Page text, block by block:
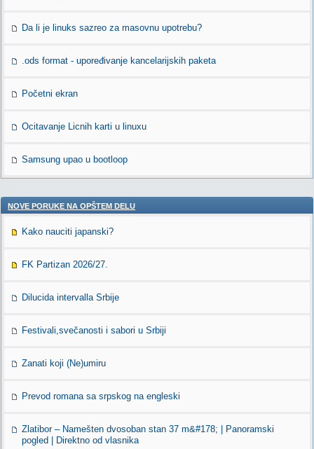
Da li je linuks sazreo za masovnu upotrebu?
.ods format - upoređivanje kancelarijskih paketa
Početni ekran
Ocitavanje Licnih karti u linuxu
Samsung upao u bootloop
NOVE PORUKE NA OPŠTEM DELU
Kako nauciti japanski?
FK Partizan 2026/27.
Dilucida intervalla Srbije
Festivali,svečanosti i sabori u Srbiji
Zanati koji (Ne)umiru
Prevod romana sa srpskog na engleski
Zlatibor – Namešten dvosoban stan 37 m&#178; | Panoramski
pogled | Direktno od vlasnika